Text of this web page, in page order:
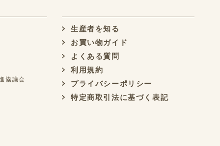
協議会
生産者を知る
お買い物ガイド
よくある質問
利用規約
プライバシーポリシー
特定商取引法に基づく表記